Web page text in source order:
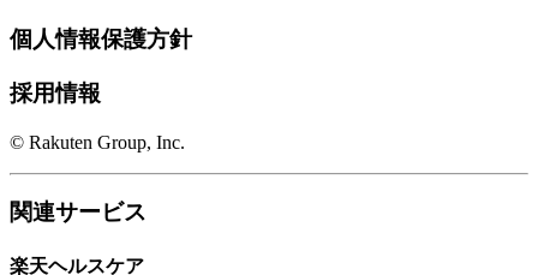
個人情報保護方針
採用情報
© Rakuten Group, Inc.
関連サービス
楽天ヘルスケア